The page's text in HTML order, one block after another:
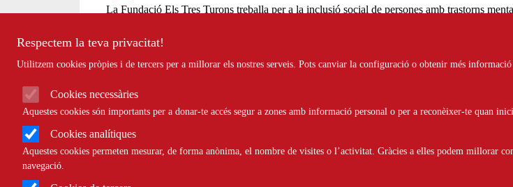
Respectem la teva privacitat!
Utilitzem cookies pròpies i de tercers per a millorar els nostres serveis. Pots canviar la configuració o obtenir més informació
Cookies necessàries
Aquestes cookies són importants per a donar-te accés segur a zones amb informació personal o per a reconèixer-te quan
Cookies analítiques
Aquestes cookies permeten mesurar, de forma anònima, el nombre de visites o l’activitat. Gràcies a elles podem millorar
navegació.
La Fundació Els Tres Turons treballa per a la inclusió social de persones amb trastorns
Òscar Esteban: "Compartint i cooperant anem més lluny que competint"
Jacob Muñoz: “L’educació amb mirada comunitària incrementa els aprenentatges de la
Ro Cuevas: "Nou Barris és territori d'acollida i es percep en el seu teixit associatiu"
El pla comunitari de Sagrada Família: les virtuts del treball en xarxa al barri